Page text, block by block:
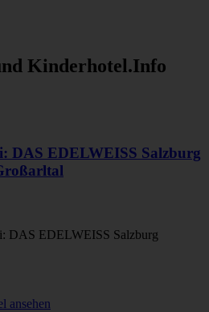
Kinderhotel.Info
DAS EDELWEISS Salzburg
DAS EDELWEISS Salzburg
ansehen